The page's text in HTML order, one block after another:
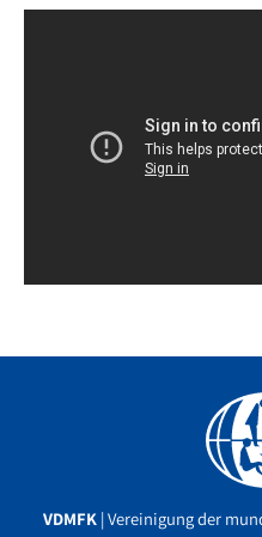
VDMFK | Vereinigung der